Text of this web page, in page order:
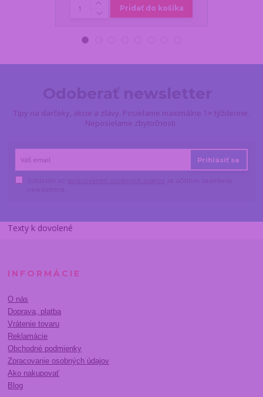
Pridať do košíka
Tipy na darčeky, akcie a zľavy. Posielame maximálne 1× týždenne.
Neposielame zbytočnosti.
Prihlásiť sa
Texty k dovolené
INFORMÁCIE
O nás
Doprava, platba
Vrátenie tovaru
Reklamácie
Obchodné podmienky
Zpracovanie osobných údajov
Ako nakupovať
Blog